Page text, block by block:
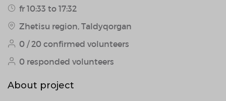
fr 10:33 to 17:32
Zhetisu region, Taldyqorgan
0 / 20 confirmed volunteers
0 responded volunteers
About project